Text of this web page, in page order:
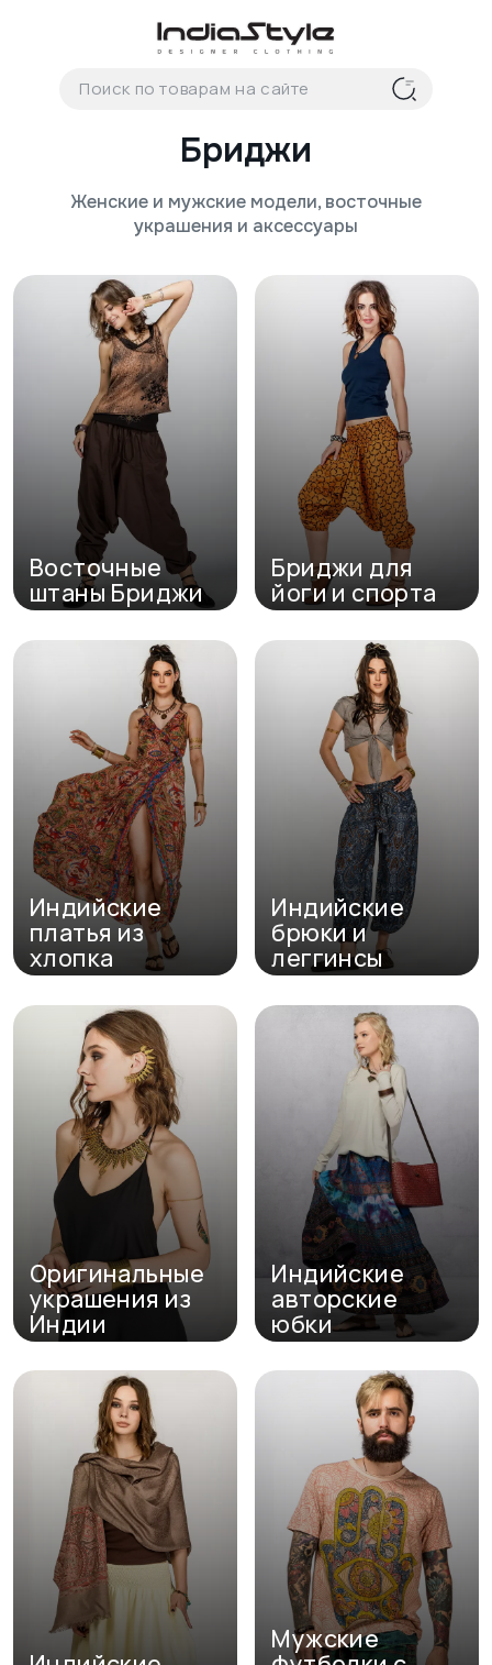
Корзина
В корзиненеттоваров
Корзина покупок пуста..
Бриджи
Женские и мужские модели, восточные
украшения и аксессуары
Восточные
штаны Бриджи
Перейти в каталог
Бриджи для
йоги и спорта
Перейти в каталог
Индийские
платья из
хлопка
Перейти в каталог
Индийские
брюки и
леггинсы
Перейти в каталог
Оригинальные
украшения из
Индии
Перейти в каталог
Индийские
авторские
юбки
Перейти в каталог
Мужские